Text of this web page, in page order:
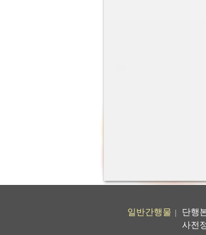
일반간행물 단행
사전